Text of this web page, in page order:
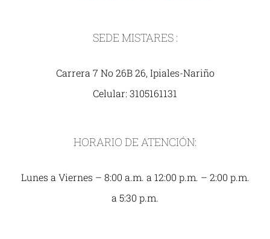
SEDE MISTARES :
Carrera 7 No 26B 26, Ipiales-Nariño
Celular: 3105161131
HORARIO DE ATENCIÓN:
Lunes a Viernes – 8:00 a.m. a 12:00 p.m. – 2:00 p.m.
a 5:30 p.m.